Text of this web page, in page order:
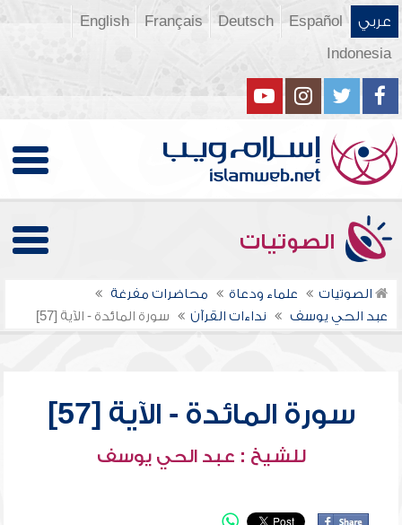
عربي Español
Deutsch
Français
English
Indonesia
الصوتيات
الصوتيات علماء ودعاة
محاضرات مفرغة
عبد الحي يوسف
نداءات القرآن سورة المائدة - الآية [57]
سورة المائدة - الآية [57]
للشيخ : عبد الحي يوسف